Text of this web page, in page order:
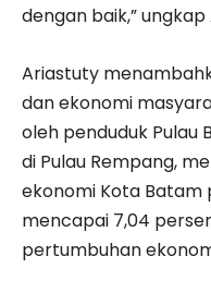
dengan baik,”
Ariastuty
dan ekonomi
oleh penduduk Pulau
di Pulau Rempang,
ekonomi Kota Batam
mencapai 7,04
pertumbuhan